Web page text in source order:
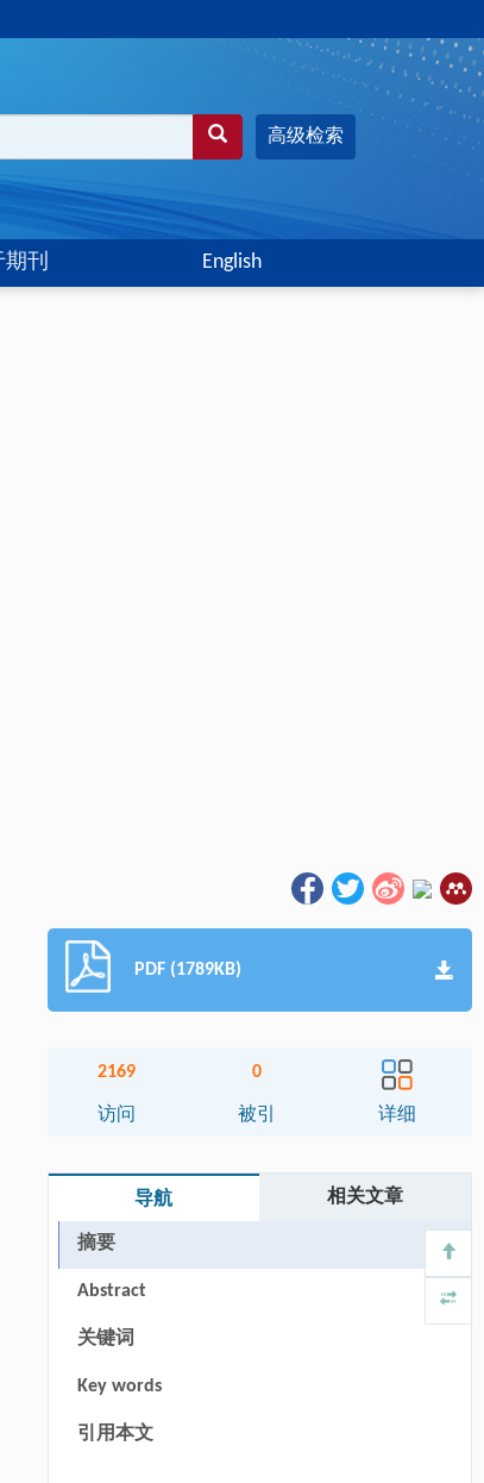
高级检索
刊 English
PDF (1789KB)
2169
访问
0
被引 详细
导航 相关文章
摘要
Abstract
关键词
Key words
引用本文